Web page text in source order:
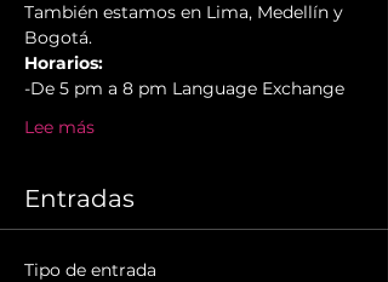
También estamos en Lima, Medellín y
Bogotá.
Horarios:
-De 5 pm a 8 pm Language Exchange
Lee más
Entradas
Tipo de entrada